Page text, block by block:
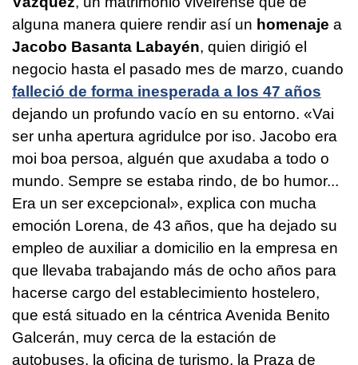
alguna manera quiere rendir así un homenaje a
Jacobo Basanta Labayén, quien dirigió el
negocio hasta el pasado mes de marzo, cuando
falleció de forma inesperada a los 47 años
dejando un profundo vacío en su entorno. «Vai
ser unha apertura agridulce por iso. Jacobo era
moi boa persoa, alguén que axudaba a todo o
mundo. Sempre se estaba rindo, de bo humor...
Era un ser excepcional», explica con mucha
emoción Lorena, de 43 años, que ha dejado su
empleo de auxiliar a domicilio en la empresa en
que llevaba trabajando más de ocho años para
hacerse cargo del establecimiento hostelero,
que está situado en la céntrica Avenida Benito
Galcerán, muy cerca de la estación de
autobuses, la oficina de turismo, la Praza de